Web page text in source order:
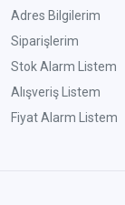
Adres Bilgilerim
Siparişlerim
Stok Alarm Listem
Alışveriş Listem
Fiyat Alarm Listem